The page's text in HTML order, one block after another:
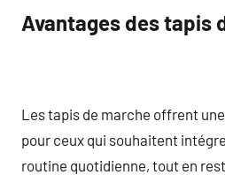
Avantages des tapis
Les tapis de marche offrent
pour ceux qui souhaitent
routine quotidienne, tout en